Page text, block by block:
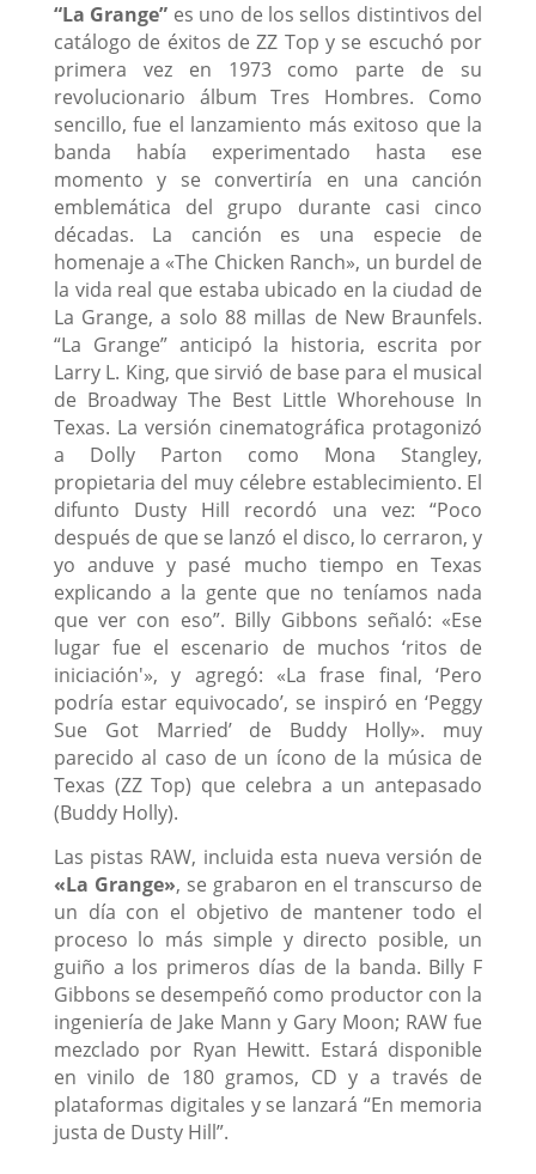
“La Grange” es uno de los sellos distintivos del
catálogo de éxitos de ZZ Top y se escuchó por
primera vez en 1973 como parte de su
revolucionario álbum Tres Hombres. Como
sencillo, fue el lanzamiento más exitoso que la
banda había experimentado hasta ese
momento y se convertiría en una canción
emblemática del grupo durante casi cinco
décadas. La canción es una especie de
homenaje a «The Chicken Ranch», un burdel de
la vida real que estaba ubicado en la ciudad de
La Grange, a solo 88 millas de New Braunfels.
“La Grange” anticipó la historia, escrita por
Larry L. King, que sirvió de base para el musical
de Broadway The Best Little Whorehouse In
Texas. La versión cinematográfica protagonizó
a Dolly Parton como Mona Stangley,
propietaria del muy célebre establecimiento. El
difunto Dusty Hill recordó una vez: “Poco
después de que se lanzó el disco, lo cerraron, y
yo anduve y pasé mucho tiempo en Texas
explicando a la gente que no teníamos nada
que ver con eso”. Billy Gibbons señaló: «Ese
lugar fue el escenario de muchos ‘ritos de
iniciación'», y agregó: «La frase final, ‘Pero
podría estar equivocado’, se inspiró en ‘Peggy
Sue Got Married’ de Buddy Holly». muy
parecido al caso de un ícono de la música de
Texas (ZZ Top) que celebra a un antepasado
(Buddy Holly).
Las pistas RAW, incluida esta nueva versión de
«La Grange», se grabaron en el transcurso de
un día con el objetivo de mantener todo el
proceso lo más simple y directo posible, un
guiño a los primeros días de la banda. Billy F
Gibbons se desempeñó como productor con la
ingeniería de Jake Mann y Gary Moon; RAW fue
mezclado por Ryan Hewitt. Estará disponible
en vinilo de 180 gramos, CD y a través de
plataformas digitales y se lanzará “En memoria
justa de Dusty Hill”.